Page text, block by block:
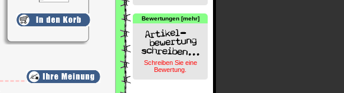
Bewertungen [mehr]
Schreiben Sie eine
Bewertung.